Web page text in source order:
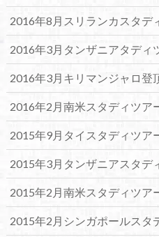
2016年8月スリランカスタデ
2016年3月タンザニアタディ
2016年3月キリマンジャロ登
2016年2月南米スタディツア
2015年9月タイスタディツア
2015年3月タンザニアスタデ
2015年2月南米スタディツア
2015年2月シンガポールスタ